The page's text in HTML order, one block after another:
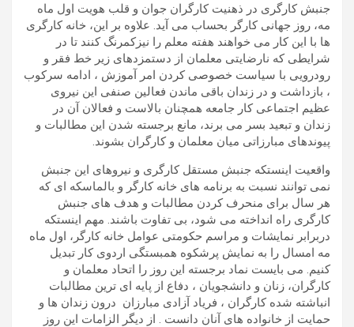
جنبش کارگری در ذهنیت کارگران جوان و قلب هویت اول ماه
مه، روز جهانی کارگر بحساب می آید. علاوه بر این، خانه کارگری
ها با این کار می خواهند هفته معلم را نیزکمرنگ کنند تا در
شرایطی که نارضایتی معلمان از دستمزدهای زیر خط فقر و
رودرویی با سیاست خصوصی کردن امر آموزش ، ادامه سرکوب
، بازداشت و در زندان باقی ماندن فعالین صنفی این نیروی
عظیم اجتماعی کار جامعه همچنان بالاست و فعالان آن در
زندان و تبعید بسر می برند، مانع برجسته شدن این مطالبات و
پیوندهای مبارزاتی میان معلمان و کارگران بشوند.
واقعیت اینستکه جنبش مستقل کارگری و نیروهای این جنبش
نمی توانند نسبت به برنامه های خانه کارگر و بالماسکه ای که
هر سال برای منحرف کردن مطالبات و هدف های جنبش
کارگری راه انداخته می شود، بی تفاوت باشند. مهم اینستکه
دربرابر نمایشات و مراسم حکومتی عوامل خانه کارگر، اول ماه
مه امسال را به نمایش پرشکوه همبستگی اردوی کار تبدیل
کنیم. می بایست نماد برجسته این روز را اتحاد معلمان و
کارگران، زنان و دانشجویان ، دفاع از پایه ای ترین مطالبات
انباشته شده کارگران ، فریاد آزادی مبارزان درون زندان ها و
حمایت از خانواده های آنان دانست . از دیگر الزامات این روز